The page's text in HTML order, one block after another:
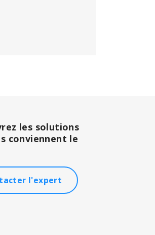
les solutions
conviennent le
l'expert